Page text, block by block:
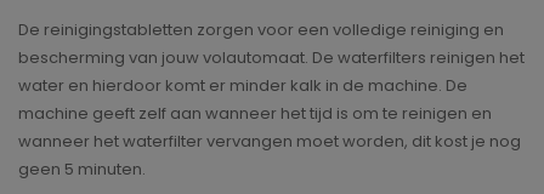
De reinigingstabletten zorgen voor een volledige reiniging en
bescherming van jouw volautomaat. De waterfilters reinigen het
water en hierdoor komt er minder kalk in de machine. De
machine geeft zelf aan wanneer het tijd is om te reinigen en
wanneer het waterfilter vervangen moet worden, dit kost je nog
geen 5 minuten.